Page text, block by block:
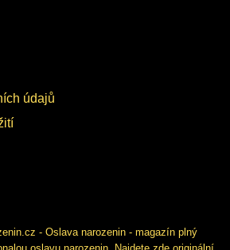
údajů
- Oslava narozenin - magazín plný